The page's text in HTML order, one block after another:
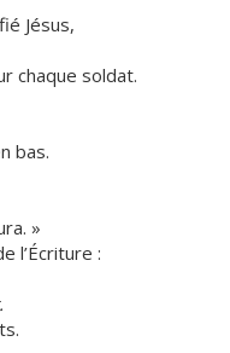
Jésus,
chaque soldat.
bas.
»
l’Écriture :